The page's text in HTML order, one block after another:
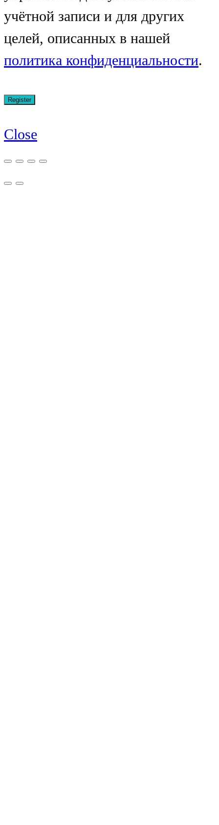
учётной записи и для других
целей, описанных в нашей
политика конфиденциальности.
Close